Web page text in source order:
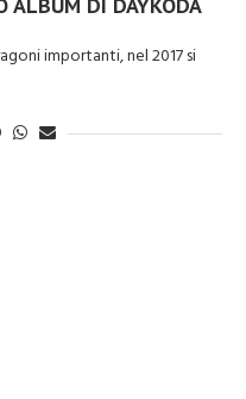
importanti, nel 2017 si